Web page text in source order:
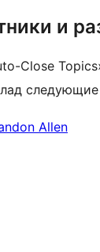
и
Close
следующие
Allen